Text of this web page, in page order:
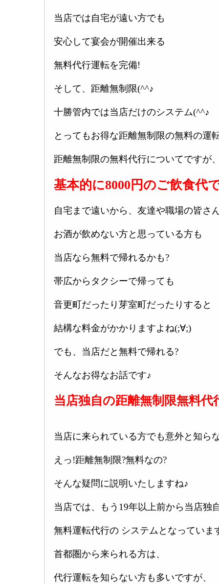
当店では自宅が遠い方でも
安心して宴会が開催出来る
無料代行運転を完備!
そして、距離無制限(^^♪
十勝管内では当店だけのシステム(^^♪
とってもお得な距離無制限の無料の運
距離無制限の無料代行についてですが
基本的に8000円のご飲食代
自宅まで遠いから、友達や職場の皆さ
お酒が飲めない方と思っている方も
当店なら無料で帰れるかも?
帯広からタクシーで帰っても
音更町だったり芽室町だったりすると
結構な料金がかかりますよね(;∀;)
でも、当店だと無料で帰れる?
そんなお得なお話です♪
当店独自の距離無制限無料代
当店に来られている方でも意外と知ら
えっ!距離無制限?無料なの?
そんな疑問に説明いたしますね♪
当店では、もう19年以上前から当店独
無料運転代行の システムとなっていま
首都圏から来られる方は、
代行運転を知らない方も多いですが、